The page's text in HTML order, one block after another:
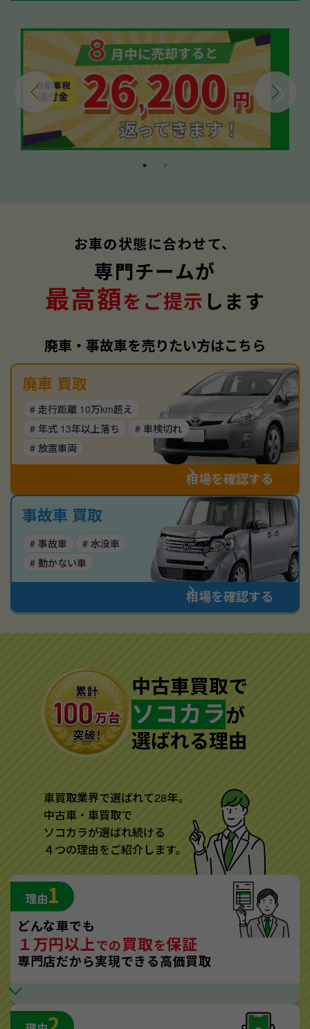
お車の状態に合わせて、
専門チームが
最高額をご提示 します
廃車・事故車を売りたい方はこちら
廃車 買取
# 走行距離 10万km超え
# 年式 13年以上落ち
# 車検切れ
# 放置車両
相場を確認する
事故車 買取
# 事故車
# 水没車
# 動かない車
相場を確認する
中古車買取で
ソコカラが
選ばれる理由
車買取業界で選ばれて28年。
中古車・車買取で
ソコカラが選ばれ続ける
４つの理由をご紹介します。
理由1
どんな車でも
１万円以上での買取を保証
専門店だから実現できる高価買取